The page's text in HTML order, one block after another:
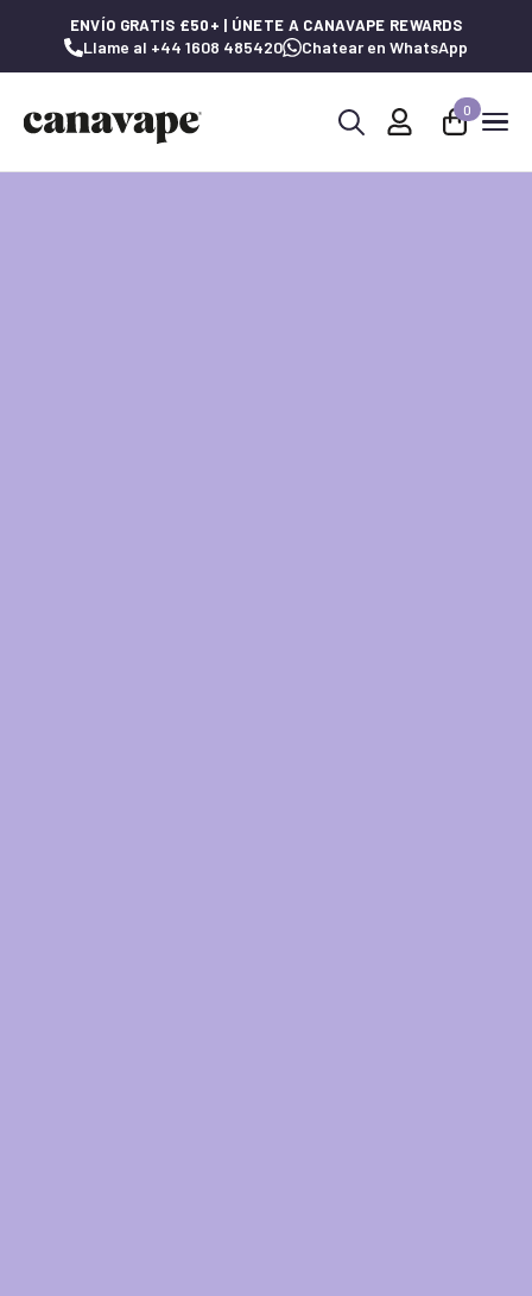
ENVÍO GRATIS £50+ | ÚNETE A CANAVAPE REWARDS
Llame al +44 1608 485420 Chatear en WhatsApp
0